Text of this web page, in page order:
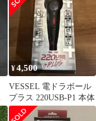
¥4,500
VESSEL 電ドラボール
プラス 220USB-P1 本体